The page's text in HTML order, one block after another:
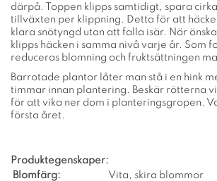
därpå. Toppen klipps samtidigt, spara
tillväxten per klippning. Detta för att
klara snötyngd utan att falla isär. När
klipps häcken i samma nivå varje år. Som
reduceras blomning och fruktsättningen
Barrotade plantor låter man stå i en hink
timmar innan plantering. Beskär rötterna
för att vika ner dom i planteringsgropen.
första året.
Produktegenskaper:
Blomfärg:
Vita, skira blommor